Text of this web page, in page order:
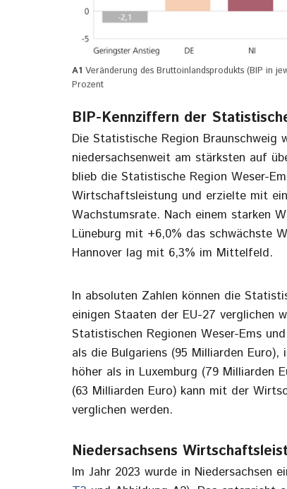
A1 Veränderung des Bruttoinlandsprodukts (BIP in
Prozent
BIP-Kennziffern der
Die Statistische Region Braunschweig
niedersachsenweit am stärksten auf
blieb die Statistische Region Weser-
Wirtschaftsleistung und erzielte mit
Wachstumsrate. Nach einem starken
Lüneburg mit +6,0% das schwächste
Hannover lag mit 6,3% im Mittelfeld.
In absoluten Zahlen können die
einigen Staaten der EU-27 verglichen
Statistischen Regionen Weser-Ems
als die Bulgariens (95 Milliarden
höher als in Luxemburg (79 Milliarden
(63 Milliarden Euro) kann mit der
verglichen werden.
Niedersachsens
Im Jahr 2023 wurde in Niedersachsen